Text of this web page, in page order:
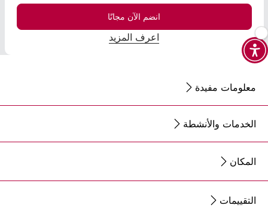
انضم الآن مجانًا
اعرف المزيد
معلومات مفيدة
الخدمات والأنشطة
المكان
التقييمات